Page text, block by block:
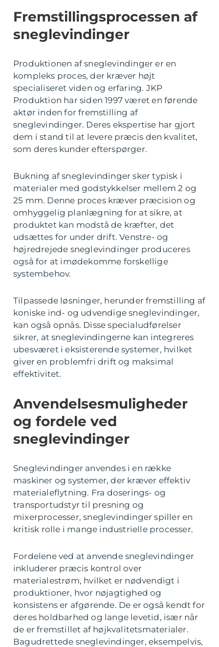
Fremstillingsprocessen af
sneglevindinger
Produktionen af sneglevindinger er en
kompleks proces, der kræver højt
specialiseret viden og erfaring. JKP
Produktion har siden 1997 været en førende
aktør inden for fremstilling af
sneglevindinger. Deres ekspertise har gjort
dem i stand til at levere præcis den kvalitet,
som deres kunder efterspørger.
Bukning af sneglevindinger sker typisk i
materialer med godstykkelser mellem 2 og
25 mm. Denne proces kræver præcision og
omhyggelig planlægning for at sikre, at
produktet kan modstå de kræfter, det
udsættes for under drift. Venstre- og
højredrejede sneglevindinger produceres
også for at imødekomme forskellige
systembehov.
Tilpassede løsninger, herunder fremstilling af
koniske ind- og udvendige sneglevindinger,
kan også opnås. Disse specialudførelser
sikrer, at sneglevindingerne kan integreres
ubesværet i eksisterende systemer, hvilket
giver en problemfri drift og maksimal
effektivitet.
Anvendelsesmuligheder
og fordele ved
sneglevindinger
Sneglevindinger anvendes i en række
maskiner og systemer, der kræver effektiv
materialeflytning. Fra doserings- og
transportudstyr til presning og
mixerprocesser, sneglevindinger spiller en
kritisk rolle i mange industrielle processer.
Fordelene ved at anvende sneglevindinger
inkluderer præcis kontrol over
materialestrøm, hvilket er nødvendigt i
produktioner, hvor nøjagtighed og
konsistens er afgørende. De er også kendt for
deres holdbarhed og lange levetid, især når
de er fremstillet af højkvalitetsmaterialer.
Bagudrettede sneglevindinger, eksempelvis,